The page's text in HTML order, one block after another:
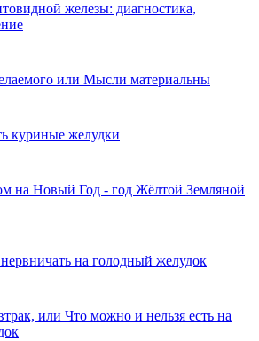
железы: диагностика,
или Мысли материальны
куриные желудки
на Новый Год - год Жёлтой Земляной
на голодный желудок
или Что можно и нельзя есть на